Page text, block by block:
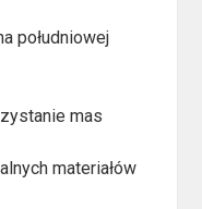
południowej
mas
materiałów